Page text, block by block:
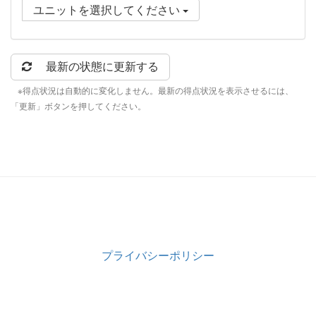
ユニットを選択してください
最新の状態に更新する
※得点状況は自動的に変化しません。最新の得点状況を表示させるには、
「更新」ボタンを押してください。
プライバシーポリシー